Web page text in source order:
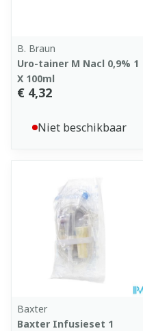
B. Braun
Uro-tainer M Nacl 0,9% 1
X 100ml
€ 4,32
Niet beschikbaar
Baxter
Baxter Infusieset 1